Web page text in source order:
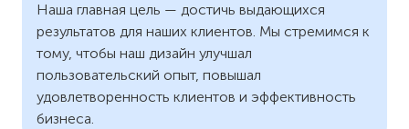
Наша главная цель — достичь выдающихся
результатов для наших клиентов. Мы стремимся к
тому, чтобы наш дизайн улучшал
пользовательский опыт, повышал
удовлетворенность клиентов и эффективность
бизнеса.